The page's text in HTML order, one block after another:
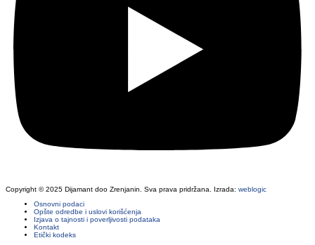
Copyright © 2025 Dijamant doo Zrenjanin. Sva prava pridržana. Izrada: weblogic
Osnovni podaci
Opšte odredbe i uslovi korišćenja
Izjava o tajnosti i poverljivosti podataka
Kontakt
Etički kodeks